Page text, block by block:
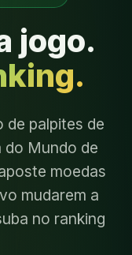
jogo.
de palpites de
Mundo de
moedas
mudarem a
no ranking